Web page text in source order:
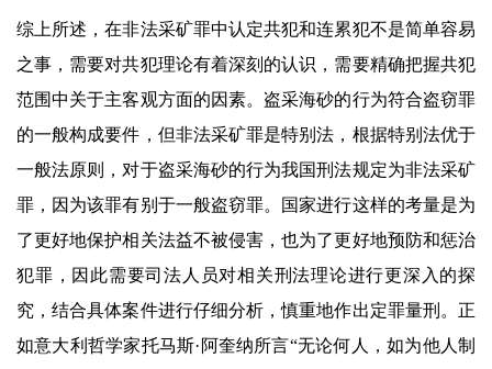
综上所述，在非法采矿罪中认定共犯和连累犯不是简单容易
之事，需要对共犯理论有着深刻的认识，需要精确把握共犯
范围中关于主客观方面的因素。盗采海砂的行为符合盗窃罪
的一般构成要件，但非法采矿罪是特别法，根据特别法优于
一般法原则，对于盗采海砂的行为我国刑法规定为非法采矿
罪，因为该罪有别于一般盗窃罪。国家进行这样的考量是为
了更好地保护相关法益不被侵害，也为了更好地预防和惩治
犯罪，因此需要司法人员对相关刑法理论进行更深入的探
究，结合具体案件进行仔细分析，慎重地作出定罪量刑。正
如意大利哲学家托马斯·阿奎纳所言“无论何人，如为他人制